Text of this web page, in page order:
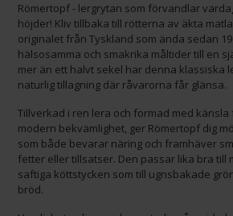
Römertopf - lergrytan som förvandlar
höjder! Kliv tillbaka till rötterna av äkta
originalet från Tyskland som ända sedan
hälsosamma och smakrika måltider till en
mer än ett halvt sekel har denna klassiska
naturlig tillagning där råvarorna får glänsa.
Tillverkad i ren lera och formad med
modern bekvämlighet, ger Römertopf dig
som både bevarar näring och framhäver
fetter eller tillsatser. Den passar lika bra till
saftiga köttstycken som till ugnsbakade
bröd.